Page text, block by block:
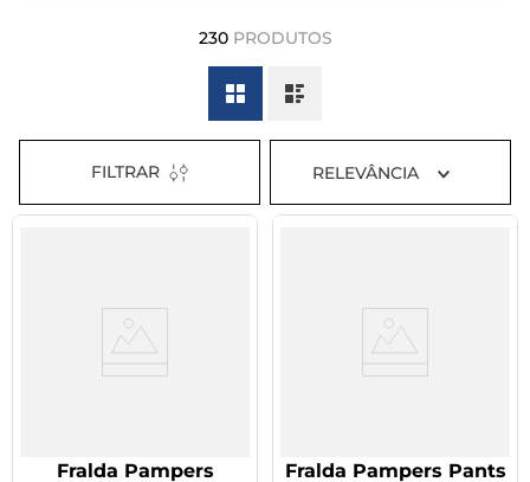
230 PRODUTOS
FILTRAR RELEVÂNCIA
Fralda Pampers
Fralda Pampers Pants